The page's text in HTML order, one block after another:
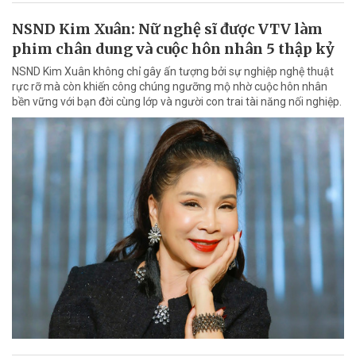
NSND Kim Xuân: Nữ nghệ sĩ được VTV làm
phim chân dung và cuộc hôn nhân 5 thập kỷ
NSND Kim Xuân không chỉ gây ấn tượng bởi sự nghiệp nghệ thuật
rực rỡ mà còn khiến công chúng ngưỡng mộ nhờ cuộc hôn nhân
bền vững với bạn đời cùng lớp và người con trai tài năng nối nghiệp.